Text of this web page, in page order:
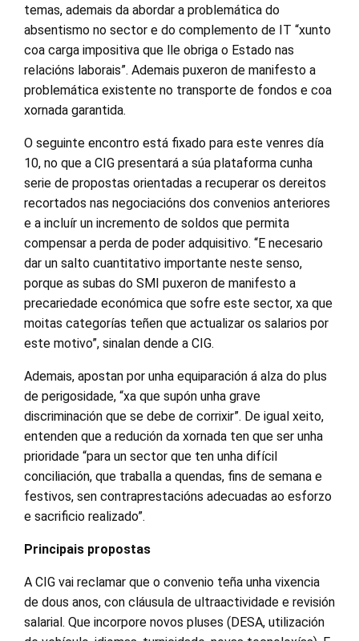
temas, ademais da abordar a problemática do
absentismo no sector e do complemento de IT “xunto
coa carga impositiva que lle obriga o Estado nas
relacións laborais”. Ademais puxeron de manifesto a
problemática existente no transporte de fondos e coa
xornada garantida.
O seguinte encontro está fixado para este venres día
10, no que a CIG presentará a súa plataforma cunha
serie de propostas orientadas a recuperar os dereitos
recortados nas negociacións dos convenios anteriores
e a incluír un incremento de soldos que permita
compensar a perda de poder adquisitivo. “E necesario
dar un salto cuantitativo importante neste senso,
porque as subas do SMI puxeron de manifesto a
precariedade económica que sofre este sector, xa que
moitas categorías teñen que actualizar os salarios por
este motivo”, sinalan dende a CIG.
Ademais, apostan por unha equiparación á alza do plus
de perigosidade, “xa que supón unha grave
discriminación que se debe de corrixir”. De igual xeito,
entenden que a redución da xornada ten que ser unha
prioridade “para un sector que ten unha difícil
conciliación, que traballa a quendas, fins de semana e
festivos, sen contraprestacións adecuadas ao esforzo
e sacrificio realizado”.
Principais propostas
A CIG vai reclamar que o convenio teña unha vixencia
de dous anos, con cláusula de ultraactividade e revisión
salarial. Que incorpore novos pluses (DESA, utilización